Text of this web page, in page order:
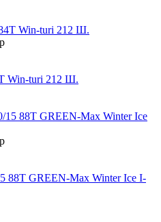
Win-turi 212 Ш.
88T GREEN-Max Winter Ice I-